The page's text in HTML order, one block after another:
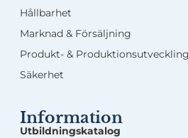
Hållbarhet
Marknad & Försäljning
Produkt- & Produktionsutveckling
Säkerhet
Information
Utbildningskatalog